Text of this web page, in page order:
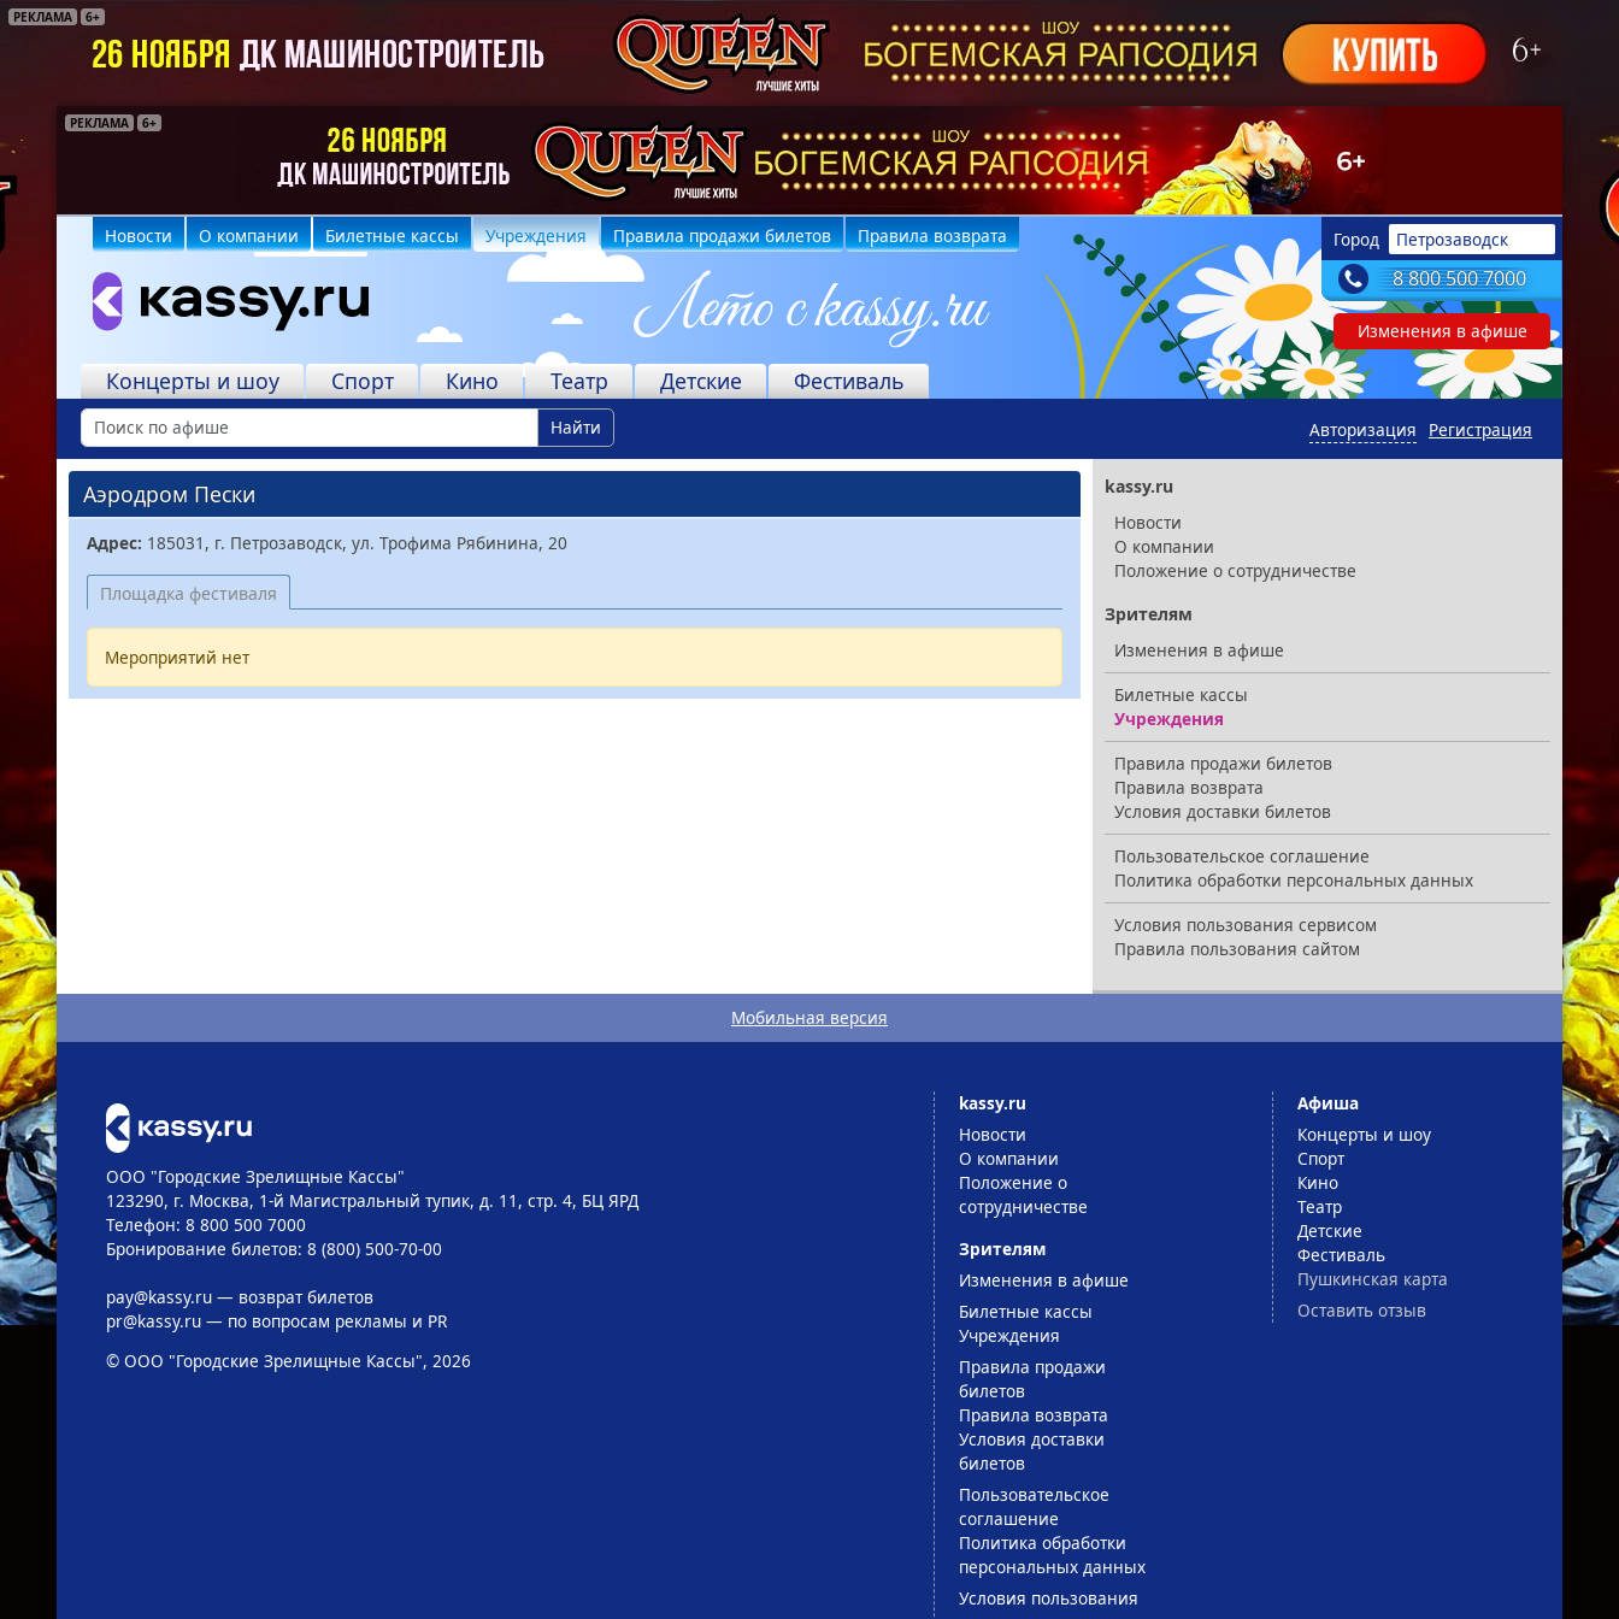
РЕКЛАМА 6+
РЕКЛАМА 6+
РЕКЛАМА 18+
Город Петрозаводск
8 800 500 7000
Изменения в афише
Новости О компании Билетные кассы Учреждения Правила продажи билетов Правила возврата
Концерты и шоу Спорт Кино Театр Детские Фестиваль
Найти Регистрация
Авторизация
Аэродром Пески
Адрес: 185031, г. Петрозаводск, ул. Трофима Рябинина, 20
Площадка фестиваля
Мероприятий нет
kassy.ru
Новости
О компании
Положение о сотрудничестве
Зрителям
Изменения в афише
Билетные кассы
Учреждения
Правила продажи билетов
Правила возврата
Условия доставки билетов
Пользовательское соглашение
Политика обработки персональных данных
Условия пользования сервисом
Правила пользования сайтом
Мобильная версия
ООО "Городские Зрелищные Кассы"
123290, г. Москва, 1-й Магистральный тупик, д. 11, стр. 4, БЦ ЯРД
Телефон: 8 800 500 7000
Бронирование билетов: 8 (800) 500-70-00
pay@kassy.ru— возврат билетов
pr@kassy.ru— по вопросам рекламы и PR
© ООО "Городские Зрелищные Кассы", 2026
kassy.ru
Новости
О компании
Положение о
сотрудничестве
Зрителям
Изменения в афише
Билетные кассы
Учреждения
Правила продажи
билетов
Правила возврата
Условия доставки
билетов
Пользовательское
соглашение
Политика обработки
персональных данных
Условия пользования
Афиша
Концерты и шоу
Спорт
Кино
Театр
Детские
Фестиваль
Пушкинская карта
Оставить отзыв